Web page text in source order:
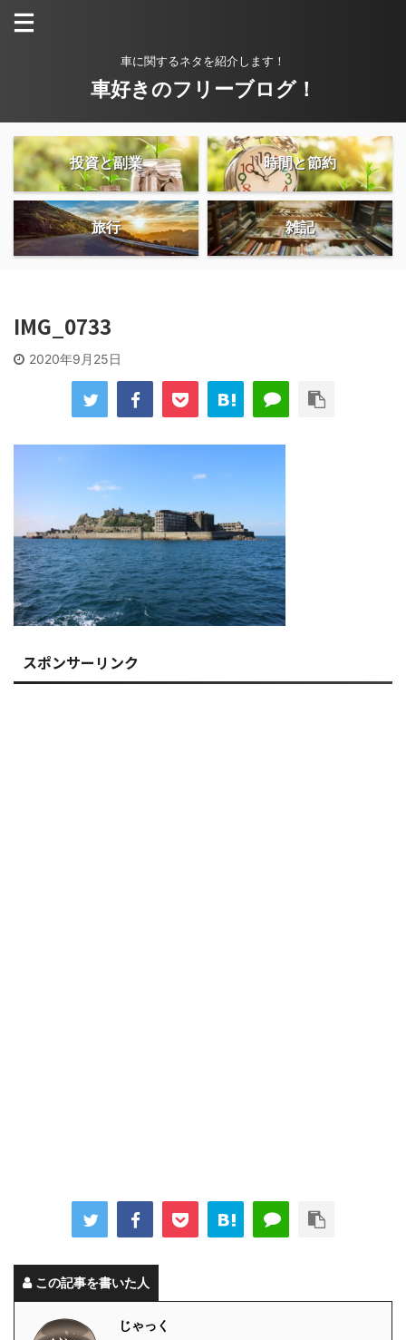
車に関するネタを紹介します！
車好きのフリーブログ！
投資と副業 時間と節約
旅行 雑記
IMG_0733
2020年9月25日
スポンサーリンク
この記事を書いた人
じゃっく